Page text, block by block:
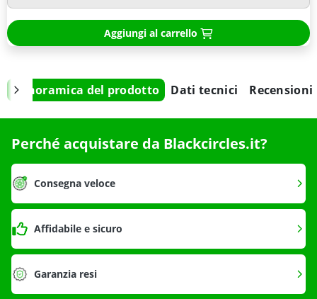
Aggiungi al carrello
Panoramica del prodotto Dati tecnici Recensioni
Perché acquistare da Blackcircles.it?
Consegna veloce
Affidabile e sicuro
Garanzia resi